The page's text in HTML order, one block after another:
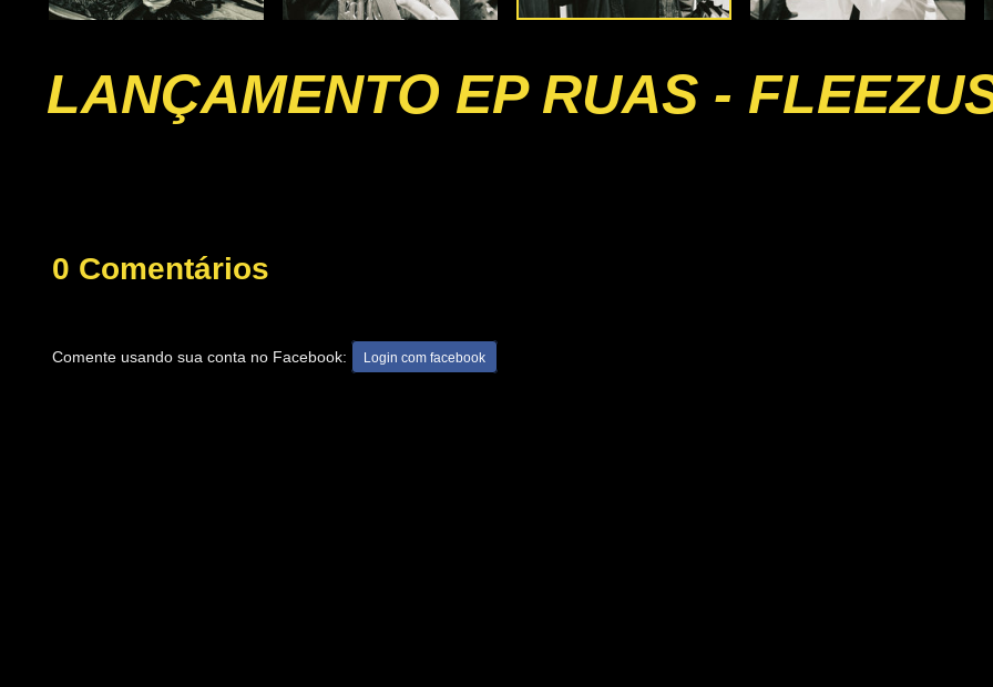
LANÇAMENTO EP RUAS -
0 Comentários
Comente usando sua conta no Facebook: Login com facebook